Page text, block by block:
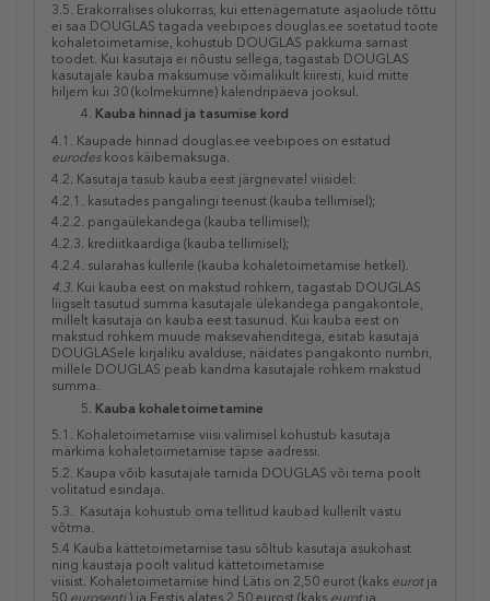
3.5. Erakorralises olukorras, kui ettenägematute asjaolude tõttu
ei saa DOUGLAS tagada veebipoes douglas.ee soetatud toote
kohaletoimetamise, kohustub DOUGLAS pakkuma sarnast
toodet. Kui kasutaja ei nõustu sellega, tagastab DOUGLAS
kasutajale kauba maksumuse võimalikult kiiresti, kuid mitte
hiljem kui 30 (kolmekümne) kalendripäeva jooksul.
Kauba hinnad ja tasumise kord
4.1. Kaupade hinnad douglas.ee veebipoes on esitatud
eurodeskoos käibemaksuga.
4.2. Kasutaja tasub kauba eest järgnevatel viisidel:
4.2.1. kasutades pangalingi teenust (kauba tellimisel);
4.2.2. pangaülekandega (kauba tellimisel);
4.2.3. krediitkaardiga (kauba tellimisel);
4.2.4. sularahas kullerile (kauba kohaletoimetamise hetkel).
4.3. Kui kauba eest on makstud rohkem, tagastab DOUGLAS
liigselt tasutud summa kasutajale ülekandega pangakontole,
millelt kasutaja on kauba eest tasunud. Kui kauba eest on
makstud rohkem muude maksevahenditega, esitab kasutaja
DOUGLASele kirjaliku avalduse, näidates pangakonto numbri,
millele DOUGLAS peab kandma kasutajale rohkem makstud
summa.
Kauba kohaletoimetamine
5.1. Kohaletoimetamise viisi valimisel kohustub kasutaja
märkima kohaletoimetamise täpse aadressi.
5.2. Kaupa võib kasutajale tarnida DOUGLAS või tema poolt
volitatud esindaja.
5.3. Kasutaja kohustub oma tellitud kaubad kullerilt vastu
võtma.
5.4 Kauba kättetoimetamise tasu sõltub kasutaja asukohast
ning kaustaja poolt valitud kättetoimetamise
viisist. Kohaletoimetamise hind Lätis on 2,50 eurot (kaks eurotja